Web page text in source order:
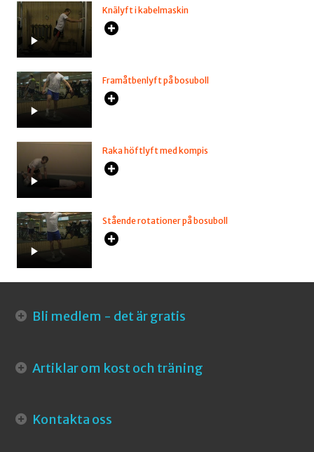
Knälyft i kabelmaskin
Framåtbenlyft på bosuboll
Raka höftlyft med kompis
Stående rotationer på bosuboll
Bli medlem - det är gratis
Artiklar om kost och träning
Kontakta oss